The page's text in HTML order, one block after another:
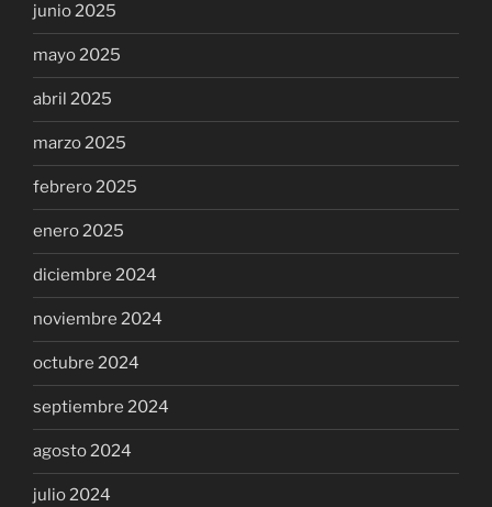
junio 2025
mayo 2025
abril 2025
marzo 2025
febrero 2025
enero 2025
diciembre 2024
noviembre 2024
octubre 2024
septiembre 2024
agosto 2024
julio 2024